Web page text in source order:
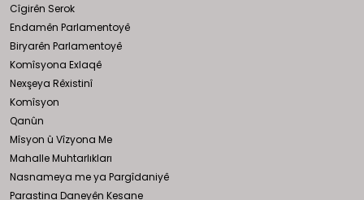
Cîgirên Serok
Endamên Parlamentoyê
Biryarên Parlamentoyê
Komîsyona Exlaqê
Nexşeya Rêxistinî
Komîsyon
Qanûn
Mîsyon û Vîzyona Me
Mahalle Muhtarlıkları
Nasnameya me ya Pargîdaniyê
Parastina Daneyên Kesane